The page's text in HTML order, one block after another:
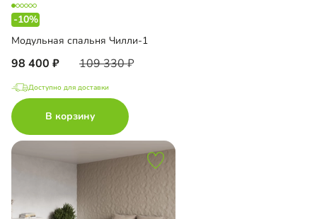
-10%
Модульная спальня Чилли-1
98 400 109 330
Доступно для доставки
В корзину